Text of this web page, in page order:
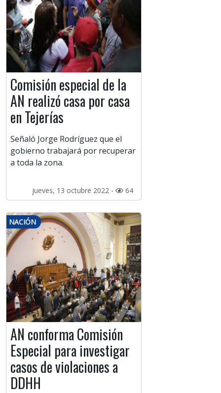
Comisión especial de la
AN realizó casa por casa
en Tejerías
Señaló Jorge Rodríguez que el
gobierno trabajará por recuperar
a toda la zona.
jueves, 13 octubre 2022 - 64
NACIÓN
AN conforma Comisión
Especial para investigar
casos de violaciones a
DDHH